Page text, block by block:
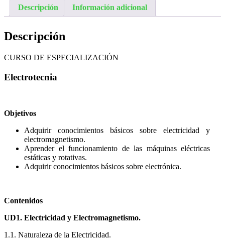
TÉCNICA EN
Descripción
Información adicional
Descripción
CURSO DE ESPECIALIZACIÓN
Electrotecnia
Objetivos
Adquirir conocimientos básicos sobre electricidad y
electromagnetismo.
Aprender el funcionamiento de las máquinas eléctricas
estáticas y rotativas.
Adquirir conocimientos básicos sobre electrónica.
Contenidos
UD1. Electricidad y Electromagnetismo.
1.1. Naturaleza de la Electricidad.